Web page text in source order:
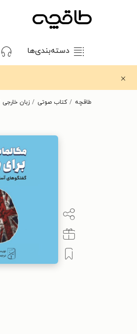
دسته‌بندی‌ها
طاقچه کتاب صوتی زبان خارجی